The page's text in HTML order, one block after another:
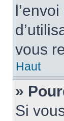
vous
Haut
»
Si